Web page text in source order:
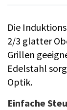
Die
2/3 glatter
Grillen
Edelstahl
Optik.
Einfache